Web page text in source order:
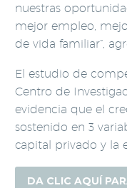
nuestras
mejor empleo,
de vida familiar”,
El estudio de
Centro de
evidencia que el
sostenido en 3
capital privado y la
DA CLIC AQUÍ